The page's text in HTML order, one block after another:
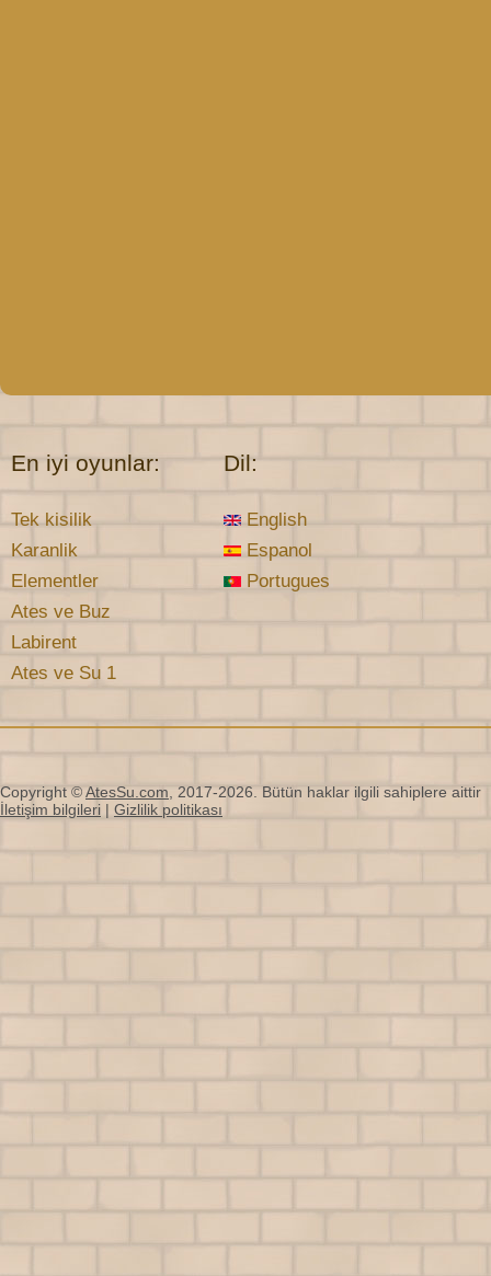
En iyi oyunlar:
Tek kisilik
Karanlik
Elementler
Ates ve Buz
Labirent
Ates ve Su 1
Dil:
English
Espanol
Portugues
Copyright ©AtesSu.com , 2017-2026. Bütün haklar ilgili sahiplere aittir
İletişim bilgileri | Gizlilik politikası